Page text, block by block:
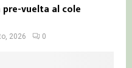
vuelta al cole
2026 0